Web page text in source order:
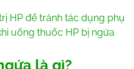
HP để tránh tác dụng phụ
uống thuốc HP bị ngứa
là gì?